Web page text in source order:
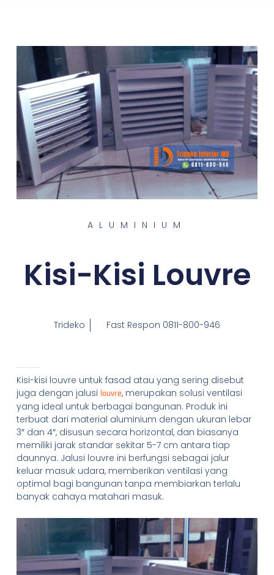
ALUMINIUM
Kisi-Kisi Louvre
Trideko Fast Respon 0811-800-946
Kisi-kisi louvre untuk fasad atau yang sering disebut
juga dengan jalusi louvre, merupakan solusi ventilasi
yang ideal untuk berbagai bangunan. Produk ini
terbuat dari material aluminium dengan ukuran lebar
3″ dan 4″, disusun secara horizontal, dan biasanya
memiliki jarak standar sekitar 5-7 cm antara tiap
daunnya. Jalusi louvre ini berfungsi sebagai jalur
keluar masuk udara, memberikan ventilasi yang
optimal bagi bangunan tanpa membiarkan terlalu
banyak cahaya matahari masuk.